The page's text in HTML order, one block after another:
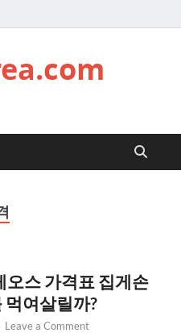
오스 가격표 집게손
먹여살릴까?
Leave a Comment